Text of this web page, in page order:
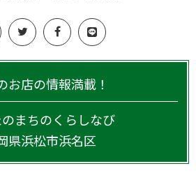
お店の情報満載！
まちのくらしなび
県浜松市浜名区